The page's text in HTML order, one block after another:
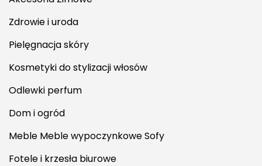
Zdrowie i uroda
Pielęgnacja skóry
Kosmetyki do stylizacji włosów
Odlewki perfum
Dom i ogród
Meble Meble wypoczynkowe Sofy
Fotele i krzesła biurowe